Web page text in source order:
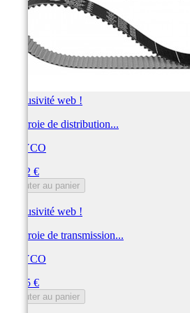
Exclusivité web !
Courroie de distribution...
DAYCO
56,32 €
Ajouter au panier
Exclusivité web !
Courroie de transmission...
DAYCO
53,85 €
Ajouter au panier